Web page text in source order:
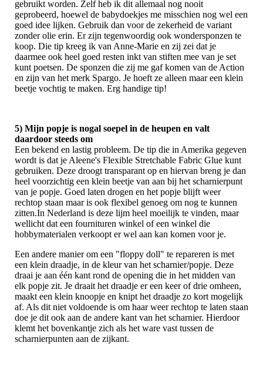
gebruikt worden. Zelf heb ik dit allemaal nog nooit
geprobeerd, hoewel de babydoekjes me misschien nog wel een
goed idee lijken. Gebruik dan voor de zekerheid de variant
zonder olie erin. Er zijn tegenwoordig ook wondersponzen te
koop. Die tip kreeg ik van Anne-Marie en zij zei dat je
daarmee ook heel goed resten inkt van stiften mee van je set
kunt poetsen. De sponzen die zij me gaf komen van de Action
en zijn van het merk Spargo. Je hoeft ze alleen maar een klein
beetje vochtig te maken. Erg handige tip!
5) Mijn popje is nogal soepel in de heupen en valt
daardoor steeds om
Een bekend en lastig probleem. De tip die in Amerika gegeven
wordt is dat je Aleene's Flexible Stretchable Fabric Glue kunt
gebruiken. Deze droogt transparant op en hiervan breng je dan
heel voorzichtig een klein beetje van aan bij het scharnierpunt
van je popje. Goed laten drogen en het popje blijft weer
rechtop staan maar is ook flexibel genoeg om nog te kunnen
zitten.In Nederland is deze lijm heel moeilijk te vinden, maar
wellicht dat een fournituren winkel of een winkel die
hobbymaterialen verkoopt er wel aan kan komen voor je.
Een andere manier om een "floppy doll" te repareren is met
een klein draadje, in de kleur van het scharnier/popje. Deze
draai je aan één kant rond de opening die in het midden van
elk popje zit. Je draait het draadje er een keer of drie omheen,
maakt een klein knoopje en knipt het draadje zo kort mogelijk
af. Als dit niet voldoende is om haar weer rechtop te laten staan
doe je dit ook aan de andere kant van het scharnier. Hierdoor
klemt het bovenkantje zich als het ware vast tussen de
scharnierpunten aan de zijkant.